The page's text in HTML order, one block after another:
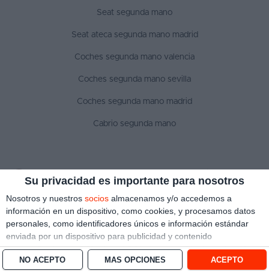
Su privacidad es importante para nosotros
Nosotros y nuestros socios almacenamos y/o accedemos a
información en un dispositivo, como cookies, y procesamos datos
personales, como identificadores únicos e información estándar
enviada por un dispositivo para publicidad y contenido
personalizado, medición de publicidad y contenido, investigación
de audiencia y desarrollo de servicios. Con su permiso, nosotros y
MÁS OPCIONES
NO ACEPTO ACEPTO
Seat segunda mano
Seat ateca segunda mano madrid
Coches segunda mano valencia
Coches segunda mano sevilla
Coches segunda mano madrid
Cabrio segunda mano
SÍGUENOS